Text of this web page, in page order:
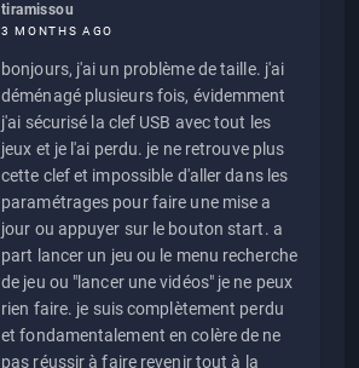
tiramissou
3 MONTHS AGO
bonjours, j'ai un problème de taille. j'ai
déménagé plusieurs fois, évidemment
j'ai sécurisé la clef USB avec tout les
jeux et je l'ai perdu. je ne retrouve plus
cette clef et impossible d'aller dans les
paramétrages pour faire une mise a
jour ou appuyer sur le bouton start. a
part lancer un jeu ou le menu recherche
de jeu ou "lancer une vidéos" je ne peux
rien faire. je suis complètement perdu
et fondamentalement en colère de ne
pas réussir à faire revenir tout à la